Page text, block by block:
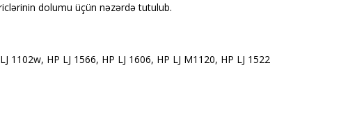
dolumu üçün nəzərdə tutulub.
1102w, HP LJ 1566, HP LJ 1606, HP LJ M1120, HP LJ 1522